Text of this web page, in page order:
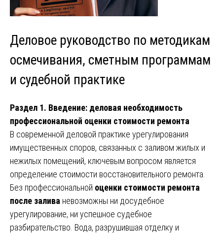
Деловое руководство по методикам
осмечивания, сметным программам
и судебной практике
Раздел 1. Введение: деловая необходимость
профессиональной оценки стоимости ремонта
В современной деловой практике урегулирования
имущественных споров, связанных с заливом жилых и
нежилых помещений, ключевым вопросом является
определение стоимости восстановительного ремонта.
Без профессиональной оценки стоимости ремонта
после залива невозможны ни досудебное
урегулирование, ни успешное судебное
разбирательство. Вода, разрушившая отделку и